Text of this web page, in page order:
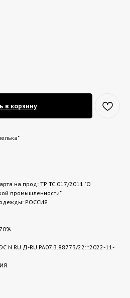
в корзину
на прод: ТР ТС 017/2011 "О
промышленности"
РОССИЯ
N RU Д-RU.РА07.В.88773/22:::2022-11-